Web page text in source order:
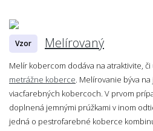
Vzor Melírovaný
Melír kobercom dodáva na atraktivite, či
metrážne koberce . Melírovanie býva
viacfarebných kobercoch. V prvom
doplnená jemnými prúžkami v inom
jedná o pestrofarebné koberce